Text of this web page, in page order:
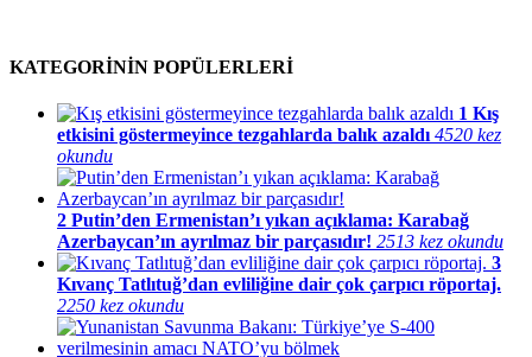
KATEGORİNİN POPÜLERLERİ
1 Kış
etkisini göstermeyince tezgahlarda balık azaldı 4520 kez
okundu
2 Putin’den Ermenistan’ı yıkan açıklama: Karabağ
Azerbaycan’ın ayrılmaz bir parçasıdır! 2513 kez okundu
3
Kıvanç Tatlıtuğ’dan evliliğine dair çok çarpıcı röportaj.
2250 kez okundu